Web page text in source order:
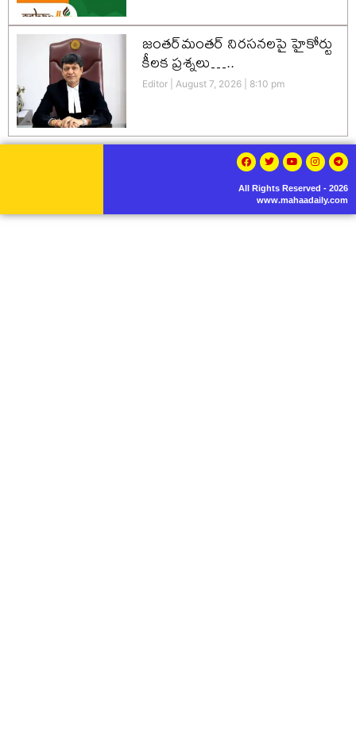
జంతర్‌మంతర్ నిరసనలపై హైకోర్టు
కీలక ప్రశ్నలు…..
Editor August 7, 2026 8:10 pm
All Rights Reserved - 2026
www.mahaadaily.com